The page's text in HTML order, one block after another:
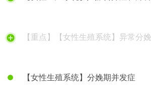
【重点】【女性生殖系统】异常分娩
【女性生殖系统】分娩期并发症